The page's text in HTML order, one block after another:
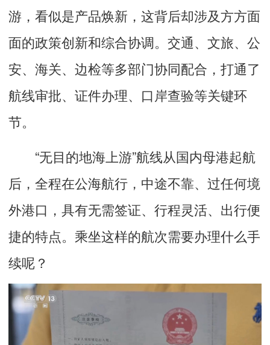
游，看似是产品焕新，这背后却涉及方方面
面的政策创新和综合协调。交通、文旅、公
安、海关、边检等多部门协同配合，打通了
航线审批、证件办理、口岸查验等关键环
节。
“无目的地海上游”航线从国内母港起航
后，全程在公海航行，中途不靠、过任何境
外港口，具有无需签证、行程灵活、出行便
捷的特点。乘坐这样的航次需要办理什么手
续呢？